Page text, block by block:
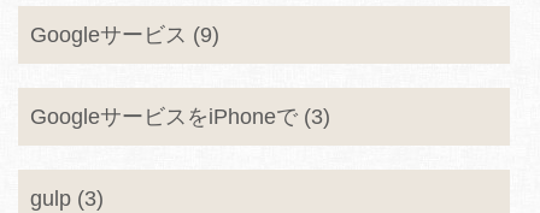
Googleサービス (9)
GoogleサービスをiPhoneで (3)
gulp (3)